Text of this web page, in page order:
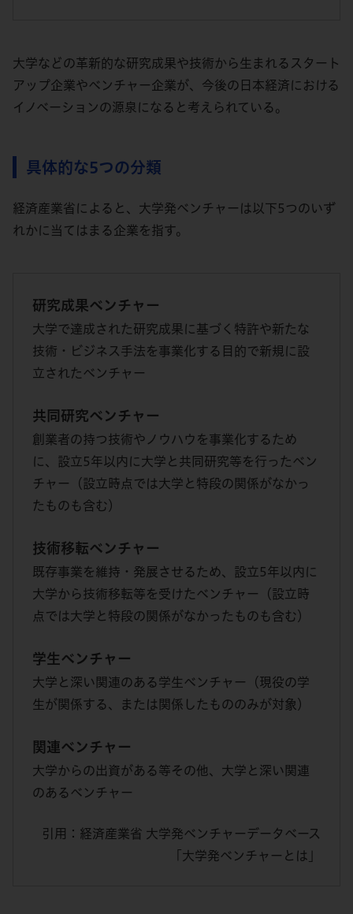
大学などの革新的な研究成果や技術から生まれるスタート
アップ企業やベンチャー企業が、今後の日本経済における
イノベーションの源泉になると考えられている。
具体的な5つの分類
経済産業省によると、大学発ベンチャーは以下5つのいず
れかに当てはまる企業を指す。
研究成果ベンチャー
大学で達成された研究成果に基づく特許や新たな
技術・ビジネス手法を事業化する目的で新規に設
立されたベンチャー
共同研究ベンチャー
創業者の持つ技術やノウハウを事業化するため
に、設立5年以内に大学と共同研究等を行ったベン
チャー（設立時点では大学と特段の関係がなかっ
たものも含む）
技術移転ベンチャー
既存事業を維持・発展させるため、設立5年以内に
大学から技術移転等を受けたベンチャー（設立時
点では大学と特段の関係がなかったものも含む）
学生ベンチャー
大学と深い関連のある学生ベンチャー（現役の学
生が関係する、または関係したもののみが対象）
関連ベンチャー
大学からの出資がある等その他、大学と深い関連
のあるベンチャー
引用：経済産業省 大学発ベンチャーデータベース
「大学発ベンチャーとは」